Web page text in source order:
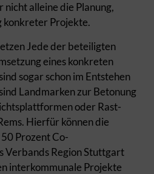
alleine die Planung,
konkreter Projekte.
Jede der beteiligten
eines konkreten
sogar schon im Entstehen
Landmarken zur Betonung
oder Rast-
Hierfür können die
Prozent Co-
Verbands Region Stuttgart
interkommunale Projekte